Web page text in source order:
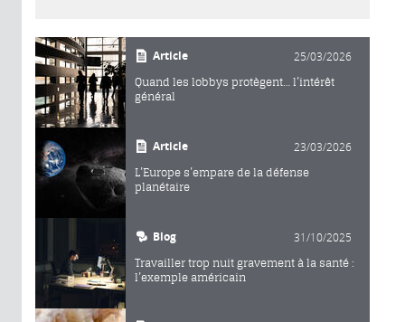
Article 25/03/2026
Quand les lobbys protègent… l’intérêt
général
Article 23/03/2026
L’Europe s’empare de la défense
planétaire
Blog 31/10/2025
Travailler trop nuit gravement à la santé :
l’exemple américain